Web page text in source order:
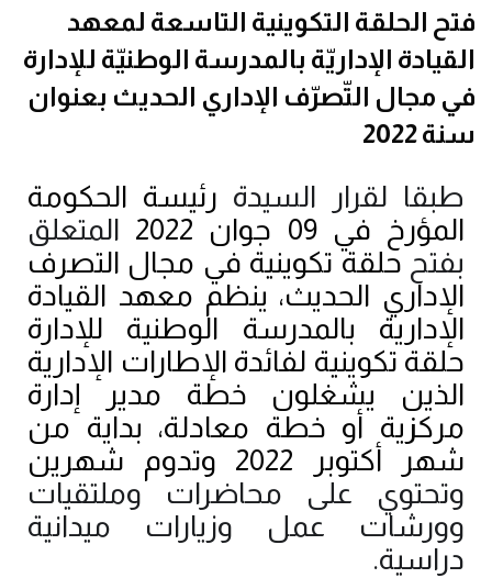
فتح الحلقة التكوينية التاسعة لمعهد
القيادة الإداريّة بالمدرسة الوطنيّة للإدارة
في مجال التّصرّف الإداري الحديث بعنوان
سنة 2022
طبقا لقرار السيدة رئيسة الحكومة
المؤرخ في 09 جوان 2022
المتعلق
بفتح حلقة تكوينية في مجال التصرف
الإداري الحديث، ينظم معهد القيادة
الإدارية بالمدرسة الوطنية للإدارة
حلقة تكوينية لفائدة الإطارات الإدارية
الذين يشغلون خطة مدير إدارة
مركزية أو خطة معادلة، بداية من
شهر أكتوبر 2022 وتدوم شهرين
وتحتوي على محاضرات وملتقيات
وورشات عمل وزيارات ميدانية
دراسية.